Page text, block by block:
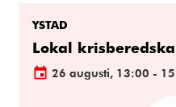
YSTAD
Lokal
26 augusti, 13:00 -